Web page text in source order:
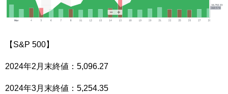
【S&P 500】
2024年2月末終値：5,096.27
2024年3月末終値：5,254.35